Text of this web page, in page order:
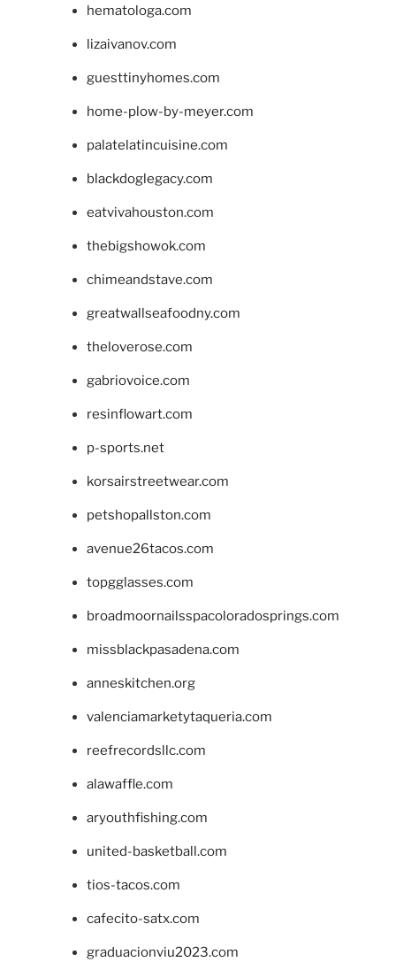
hematologa.com
lizaivanov.com
guesttinyhomes.com
home-plow-by-meyer.com
palatelatincuisine.com
blackdoglegacy.com
eatvivahouston.com
thebigshowok.com
chimeandstave.com
greatwallseafoodny.com
theloverose.com
gabriovoice.com
resinflowart.com
p-sports.net
korsairstreetwear.com
petshopallston.com
avenue26tacos.com
topgglasses.com
broadmoornailsspacoloradosprings.com
missblackpasadena.com
anneskitchen.org
valenciamarketytaqueria.com
reefrecordsllc.com
alawaffle.com
aryouthfishing.com
united-basketball.com
tios-tacos.com
cafecito-satx.com
graduacionviu2023.com